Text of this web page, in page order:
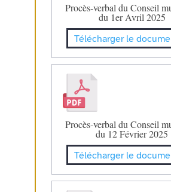
Procès-verbal du Conseil
du 1er Avril 2025
Télécharger le
Procès-verbal du Conseil
du 12 Février 2025
Télécharger le